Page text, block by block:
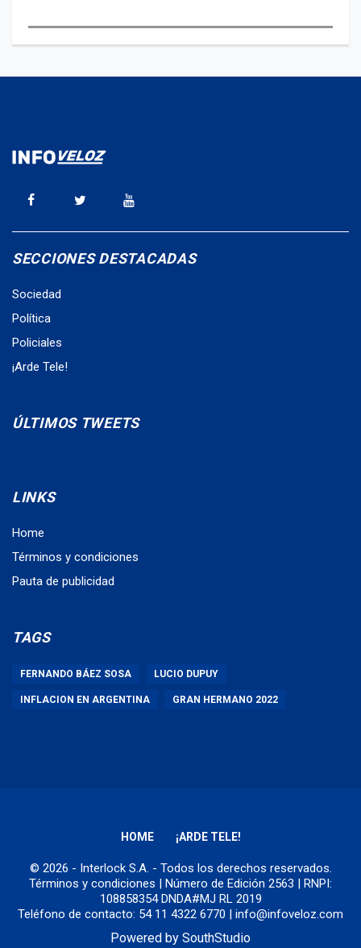
SECCIONES DESTACADAS
Sociedad
Política
Policiales
¡Arde Tele!
ÚLTIMOS TWEETS
LINKS
Home
Términos y condiciones
Pauta de publicidad
TAGS
FERNANDO BÁEZ SOSA LUCIO DUPUY
INFLACION EN ARGENTINA GRAN HERMANO 2022
HOME ¡ARDE TELE!
© 2026 - Interlock S.A. - Todos los derechos reservados.
Términos y condiciones | Número de Edición 2563 | RNPI:
108858354 DNDA#MJ RL 2019
Teléfono de contacto: 54 11 4322 6770 | info@infoveloz.com
Powered by SouthStudio